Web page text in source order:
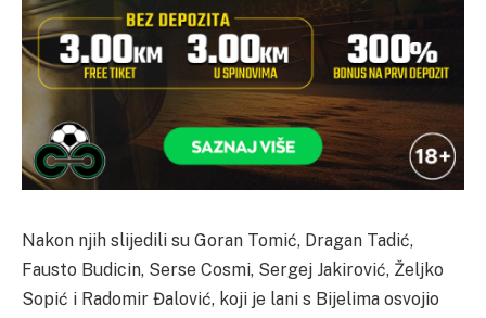
Nakon njih slijedili su Goran Tomić, Dragan Tadić,
Fausto Budicin, Serse Cosmi, Sergej Jakirović, Željko
Sopić i Radomir Đalović, koji je lani s Bijelima osvojio